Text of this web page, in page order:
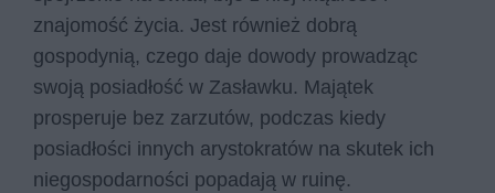
znajomość życia. Jest również dobrą
gospodynią, czego daje dowody prowadząc
swoją posiadłość w Zasławku. Majątek
prosperuje bez zarzutów, podczas kiedy
posiadłości innych arystokratów na skutek ich
niegospodarności popadają w ruinę.